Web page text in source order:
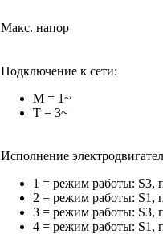
Макс. напор
Подключение к сети:
M = 1~
T = 3~
Исполнение
1 = режим работы: S3,
2 = режим работы: S1,
3 = режим работы: S3,
4 = режим работы: S1,